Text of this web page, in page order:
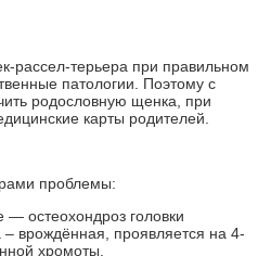
рассел-терьера при правильном
патологии. Поэтому с
родословную щенка, при
карты родителей.
проблемы:
остеохондроз головки
– врождённая, проявляется на 4-
хромоты.